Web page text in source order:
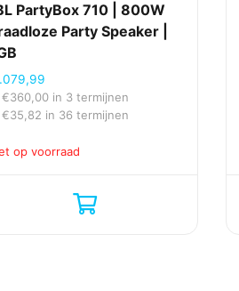
PartyBox 710 | 800W
Party Speaker |
€360,00 in 3 termijnen
€35,82 in 36 termijnen
op voorraad